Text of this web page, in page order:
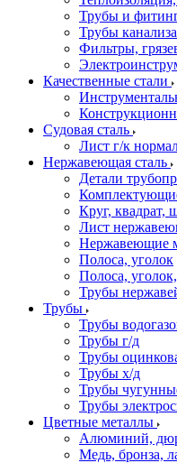
Трубы и
Трубы
Фильтры,
Качественные стали
Судовая сталь
Лист г/к
Нержавеющая сталь
Детали
Круг, квадрат,
Лист
Нержавеющие
Полоса, уголок
Полоса,
Трубы
Трубы
Трубы
Трубы г/д
Трубы
Трубы х/д
Трубы
Трубы
Цветные металлы
Алюминий,
Медь, бронза,